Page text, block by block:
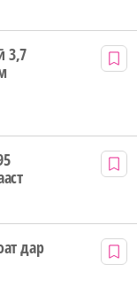
3,7
дар